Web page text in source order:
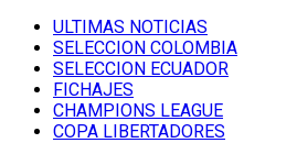
ULTIMAS NOTICIAS
SELECCION COLOMBIA
SELECCION ECUADOR
FICHAJES
CHAMPIONS LEAGUE
COPA LIBERTADORES